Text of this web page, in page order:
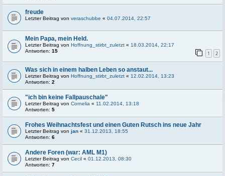
freude
Letzter Beitrag von veraschubbe « 04.07.2014, 22:57
Mein Papa, mein Held.
Letzter Beitrag von Hoffnung_stirbt_zuletzt « 18.03.2014, 22:17
Antworten: 15 1 2
Was sich in einem halben Leben so anstaut...
Letzter Beitrag von Hoffnung_stirbt_zuletzt « 12.02.2014, 13:23
Antworten: 2
"ich bin keine Fallpauschale"
Letzter Beitrag von Cornelia « 11.02.2014, 13:18
Antworten: 5
Frohes Weihnachtsfest und einen Guten Rutsch ins neue Jahr
Letzter Beitrag von jan « 31.12.2013, 18:55
Antworten: 6
Andere Foren (war: AML M1)
Letzter Beitrag von Cecil « 01.12.2013, 08:30
Antworten: 7